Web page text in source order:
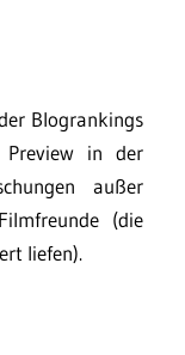
Blogrankings
Preview in der
außer
(die
liefen).